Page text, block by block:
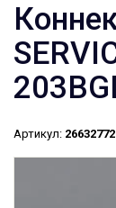
Артикул: 26632772